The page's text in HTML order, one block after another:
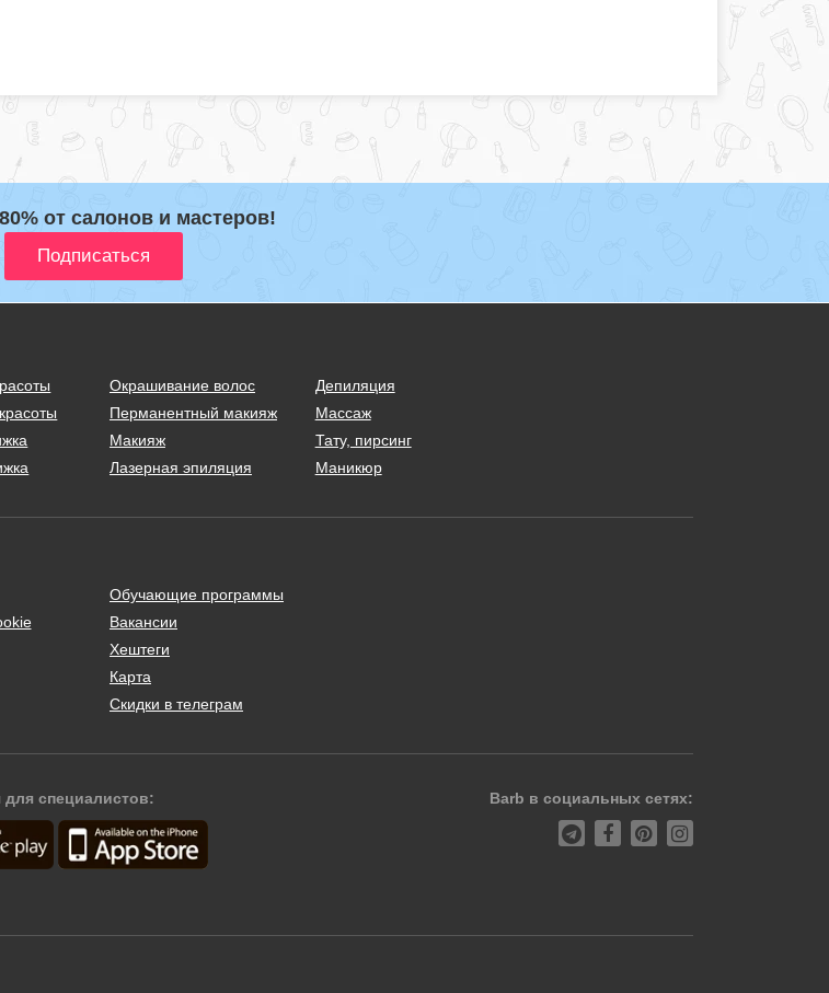
от салонов и мастеров!
Окрашивание волос
Перманентный макияж
Макияж
Лазерная эпиляция
Депиляция
Массаж
Тату, пирсинг
Маникюр
Обучающие программы
Вакансии
Хештеги
Карта
Скидки в телеграм
специалистов: Barb в социальных сетях: